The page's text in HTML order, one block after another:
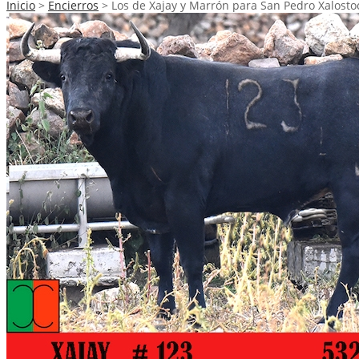
Inicio > Encierros > Los de Xajay y Marrón para San Pedro